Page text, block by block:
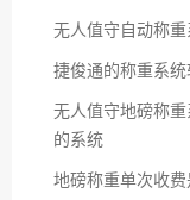
无人值守自动称
捷俊通的称重系
无人值守地磅称
的系统
地磅称重单次收费